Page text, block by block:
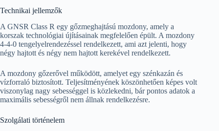
Technikai jellemzők
A GNSR Class R egy gőzmeghajtású mozdony, amely a
korszak technológiai újításainak megfelelően épült. A mozdony
4-4-0 tengelyelrendezéssel rendelkezett, ami azt jelenti, hogy
négy hajtott és négy nem hajtott kerekével rendelkezett.
A mozdony gőzerővel működött, amelyet egy szénkazán és
vízforraló biztosított. Teljesítményének köszönhetően képes volt
viszonylag nagy sebességgel is közlekedni, bár pontos adatok a
maximális sebességről nem állnak rendelkezésre.
Szolgálati történelem